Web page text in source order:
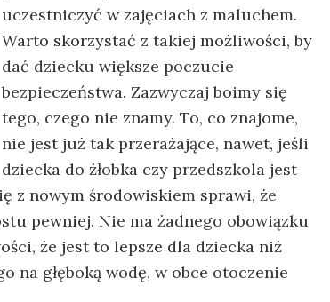
uczestniczyć w zajęciach z maluchem.
Warto skorzystać z takiej możliwości, by
dać dziecku większe poczucie
bezpieczeństwa. Zazwyczaj boimy się
tego, czego nie znamy. To, co znajome,
nie jest już tak przerażające, nawet, jeśli
do żłobka czy przedszkola jest
z nowym środowiskiem sprawi, że
pewniej. Nie ma żadnego obowiązku
że jest to lepsze dla dziecka niż
na głęboką wodę, w obce otoczenie